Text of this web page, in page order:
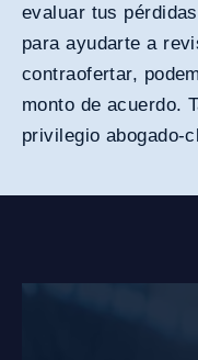
evaluar tus
para ayudarte a
contraofertar,
monto de acuerdo.
privilegio abogado-